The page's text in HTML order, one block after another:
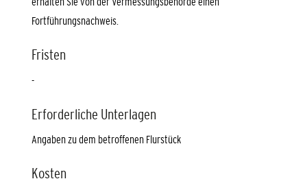
Fortführungsnachweis.
Fristen
-
Erforderliche Unterlagen
Angaben zu dem betroffenen Flurstück
Kosten